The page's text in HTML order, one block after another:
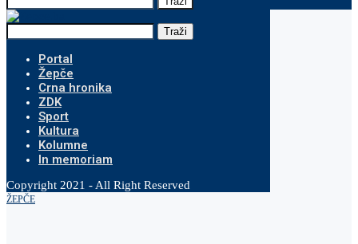
Traži
Portal
Žepče
Crna hronika
ZDK
Sport
Kultura
Kolumne
In memoriam
Copyright 2021 - All Right Reserved
ŽEPČE